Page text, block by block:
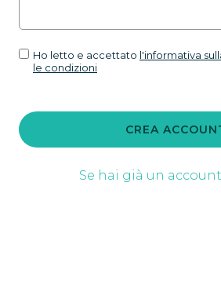
Ho letto e accettato l'informativa
le condizioni
CREA
Se hai già un account